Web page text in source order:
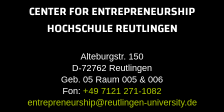
CENTER FOR ENTREPRENEURSHIP
HOCHSCHULE REUTLINGEN
Alteburgstr. 150
D-72762 Reutlingen
Geb. 05 Raum 005 & 006
Fon: +49 7121 271-1082
entrepreneurship@reutlingen-university.de